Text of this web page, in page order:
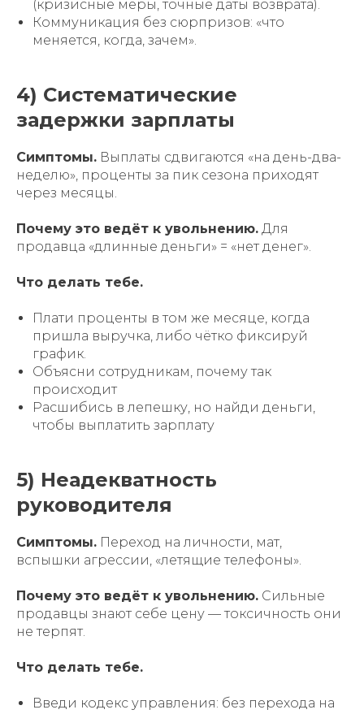
(кризисные меры, точные даты возврата).
Коммуникация без сюрпризов: «что
меняется, когда, зачем».
4) Систематические
задержки зарплаты
Симптомы. Выплаты сдвигаются «на день-два-
неделю», проценты за пик сезона приходят
через месяцы.
Почему это ведёт к увольнению. Для
продавца «длинные деньги» = «нет денег».
Что делать тебе.
Плати проценты в том же месяце, когда
пришла выручка, либо чётко фиксируй
график.
Объясни сотрудникам, почему так
происходит
Расшибись в лепешку, но найди деньги,
чтобы выплатить зарплату
5) Неадекватность
руководителя
Симптомы. Переход на личности, мат,
вспышки агрессии, «летящие телефоны».
Почему это ведёт к увольнению. Сильные
продавцы знают себе цену — токсичность они
не терпят.
Что делать тебе.
Введи кодекс управления: без перехода на